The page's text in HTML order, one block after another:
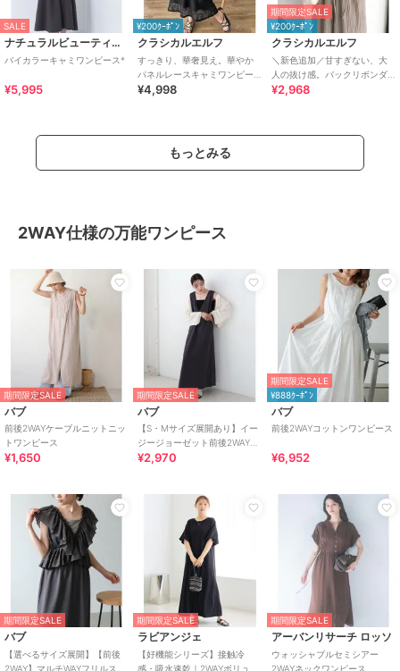
SALE
ナチュラルビューティーベーシック
バイカラーキャミワンピース*
¥5,995
¥200ｸｰﾎﾟﾝ
クラシカルエルフ
すっきり、華奢見え。華やか
パネルレースキャミワンピー
ス
¥4,998
期間限定SALE
¥200ｸｰﾎﾟﾝ
クラシカルエルフ
＼新色追加／甘すぎない、大
人の抜け感。バックリボンダ
ブルストラッププリーツキャ
¥2,968
もっとみる
2WAY仕様の万能ワンピース
期間限定SALE
バブ
前後2WAYケーブルニットニッ
トワンピース
¥1,650
期間限定SALE
バブ
【S・Mサイズ展開あり】イー
ジージョーゼット前後2WAYジ
ャンパースカート
¥2,970
期間限定SALE
¥888ｸｰﾎﾟﾝ
バブ
前後2WAYコットンワンピース
¥6,952
期間限定SALE
バブ
【選べるサイズ展開】【前後
2WAY】マルチWAYフリルスウ
期間限定SALE
ラビアンジェ
【好機能シリーズ】接触冷
感・吸水速乾｜2WAYボリュー
期間限定SALE
アーバンリサーチ ロッソ
ウォッシャブルセミシアー
2WAYネックワンピース